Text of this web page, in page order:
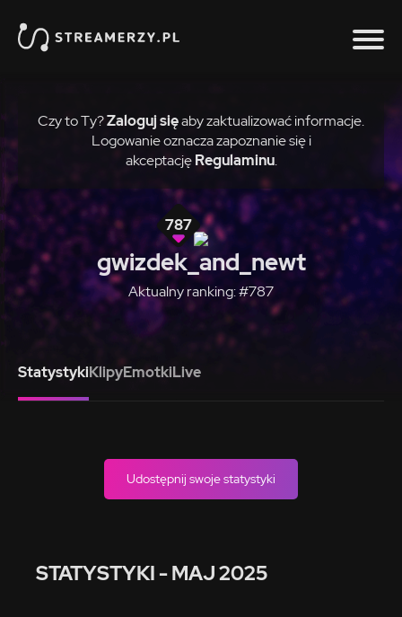
Czy to Ty?Zaloguj sięaby zaktualizować informacje.
Logowanie oznacza zapoznanie się i
akceptację Regulaminu.
787
gwizdek_and_newt
Aktualny ranking: #787
StatystykiKlipyEmotkiLive
Udostępnij swoje statystyki
STATYSTYKI - MAJ 2025